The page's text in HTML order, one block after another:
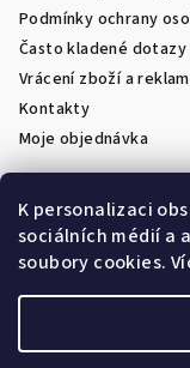
K personalizaci
sociálních médií a
soubory cookies.
Podmínky ochrany
Často kladené dotazy
Vrácení zboží a
Kontakty
Moje objednávka
Facebook